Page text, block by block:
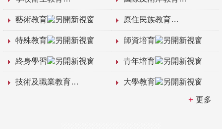
藝術教育 原住民族教育
特殊教育 師資培育
終身學習 青年培育
技術及職業教育 大學教育
更多